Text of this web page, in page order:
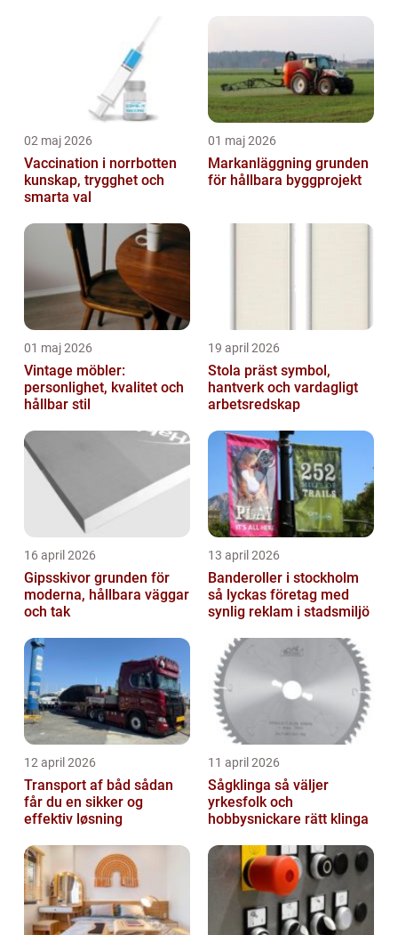
02 maj 2026
Vaccination i norrbotten
kunskap, trygghet och
smarta val
01 maj 2026
Markanläggning grunden
för hållbara byggprojekt
01 maj 2026
Vintage möbler:
personlighet, kvalitet och
hållbar stil
19 april 2026
Stola präst symbol,
hantverk och vardagligt
arbetsredskap
16 april 2026
Gipsskivor grunden för
moderna, hållbara väggar
och tak
13 april 2026
Banderoller i stockholm
så lyckas företag med
synlig reklam i stadsmiljö
12 april 2026
Transport af båd sådan
får du en sikker og
effektiv løsning
11 april 2026
Sågklinga så väljer
yrkesfolk och
hobbysnickare rätt klinga